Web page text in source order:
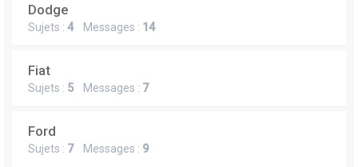
Dodge
Sujets : 4Messages : 14
Fiat
Sujets : 5 Messages : 7
Ford
Sujets : 7Messages : 9